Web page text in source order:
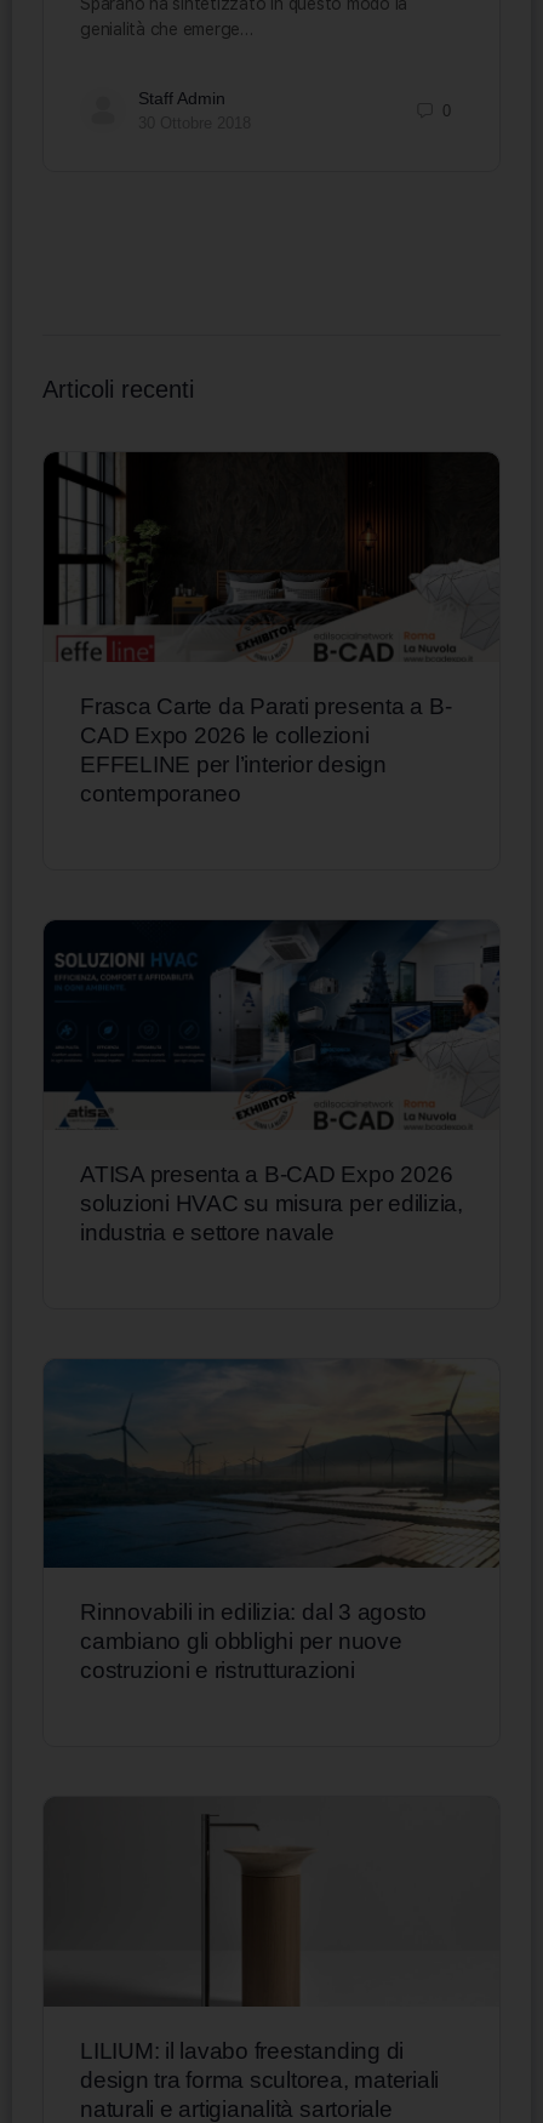
Sparano ha sintetizzato in questo modo la
genialità che emerge…
Staff Admin
0
Articoli recenti
Frasca Carte da Parati presenta a B-
CAD Expo 2026 le collezioni
EFFELINE per l’interior design
contemporaneo
ATISA presenta a B-CAD Expo 2026
soluzioni HVAC su misura per edilizia,
industria e settore navale
Rinnovabili in edilizia: dal 3 agosto
cambiano gli obblighi per nuove
costruzioni e ristrutturazioni
LILIUM: il lavabo freestanding di
design tra forma scultorea, materiali
naturali e artigianalità sartoriale